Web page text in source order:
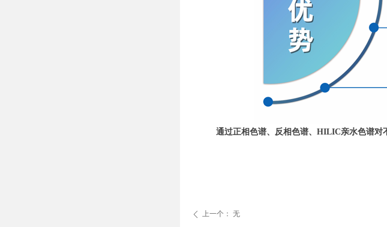
ꄴ 上一个： 无
通过正相色谱、反相色谱、HILIC亲水色谱对